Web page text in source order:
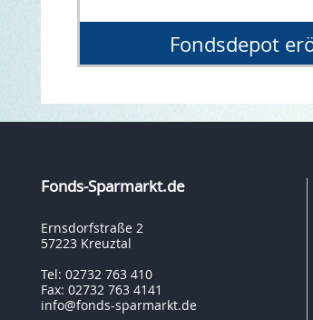
Fondsdepot
Fonds-Sparmarkt.de
Ernsdorfstraße 2
57223 Kreuztal
Tel: 02732 763 410
Fax: 02732 763 4141
info@fonds-sparmarkt.de